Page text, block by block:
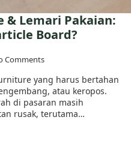
& Lemari Pakaian:
Board?
Comments
yang harus bertahan
atau keropos.
di pasaran masih
rusak, terutama…